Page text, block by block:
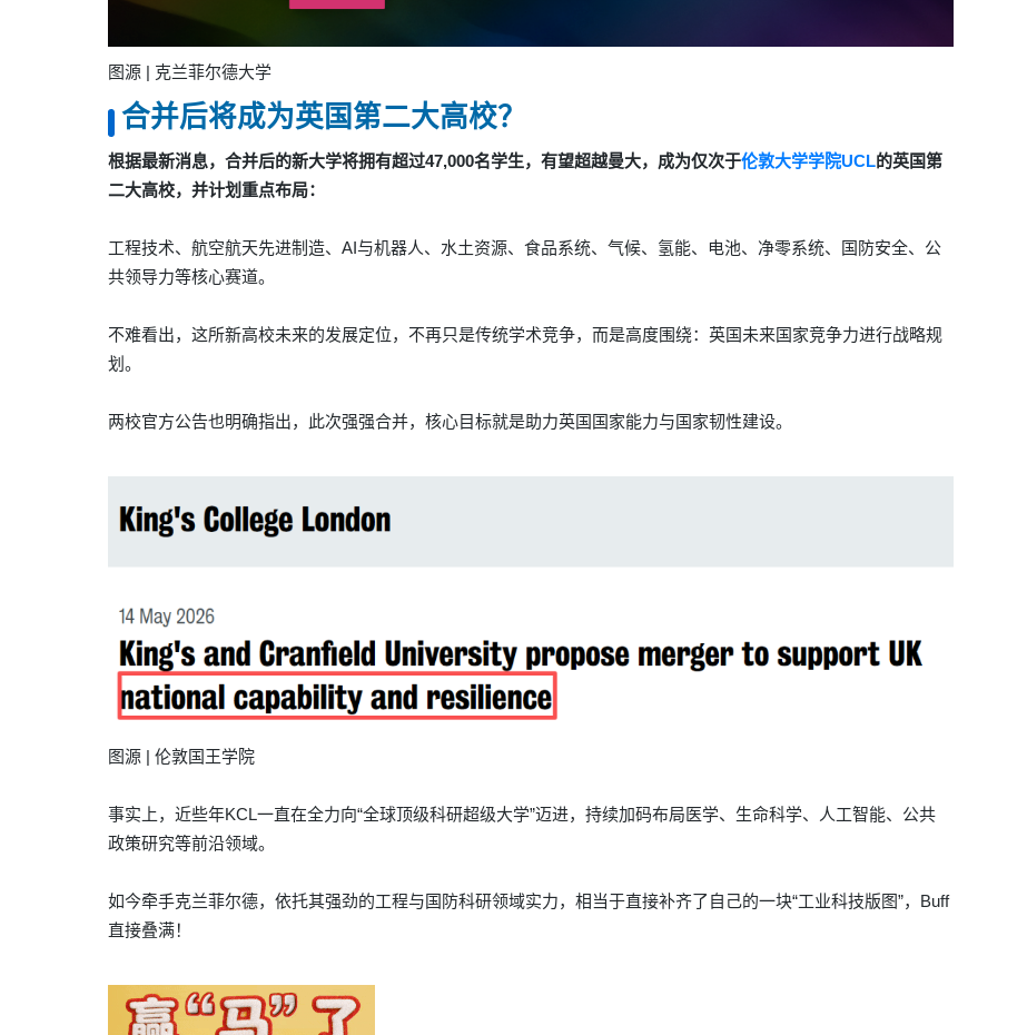
图源 | 克兰菲尔德大学
合并后将成为英国第二大高校？
根据最新消息，合并后的新大学将拥有超过47,000名学生， 有望超越曼大， 成为仅次于伦敦大学学院UCL的英国第
二大高校， 并计划重点布局：
工程技术、航空航天先进制造、AI与机器人、水土资源、食品系统、气候、氢能、电池、净零系统、国防安全、公
共领导力等核心赛道。
不难看出，这所新高校未来的发展定位， 不再只是传统学术竞争，而是高度围绕：英国未来国家竞争力进行战略规
划。
两校官方公告也明确指出，此次强强合并， 核心目标就是助力英国国家能力与国家韧性建设。
图源 | 伦敦国王学院
事实上，近些年KCL一直在全力向“全球顶级科研超级大学”迈进，持续加码布局医学、生命科学、人工智能、公共
政策研究等前沿领域。
如今牵手克兰菲尔德， 依托其强劲的工程与国防科研领域实力，相当于直接补齐了自己的一块“工业科技版图”， Buff
直接叠满！